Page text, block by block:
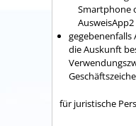
Smartphone
AusweisApp2
gegebenenfalls
die Auskunft
für juristische